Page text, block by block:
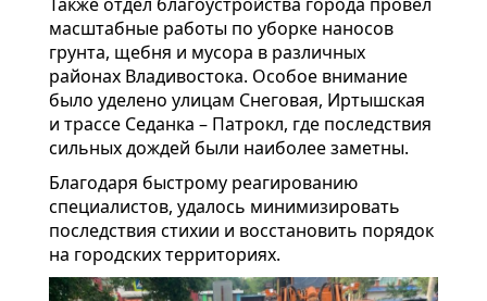
масштабные работы по уборке наносов
грунта, щебня и мусора в различных
районах Владивостока. Особое внимание
было уделено улицам Снеговая, Иртышская
и трассе Седанка – Патрокл, где последствия
сильных дождей были наиболее заметны.
Благодаря быстрому реагированию
специалистов, удалось минимизировать
последствия стихии и восстановить порядок
на городских территориях.